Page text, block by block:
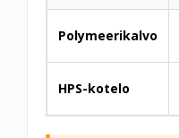
Polymeerikalvo
HPS-kotelo